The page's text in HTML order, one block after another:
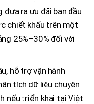
ra ưu đãi ban đầu
chiết khấu trên một
25%–30% đối với
hỗ trợ vận hành
tích dữ liệu chuyên
nếu triển khai tại Việt